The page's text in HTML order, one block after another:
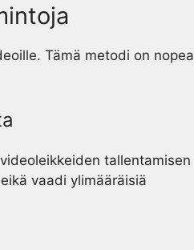
Tämä metodi on nopea
tallentamisen
vaadi ylimääräisiä